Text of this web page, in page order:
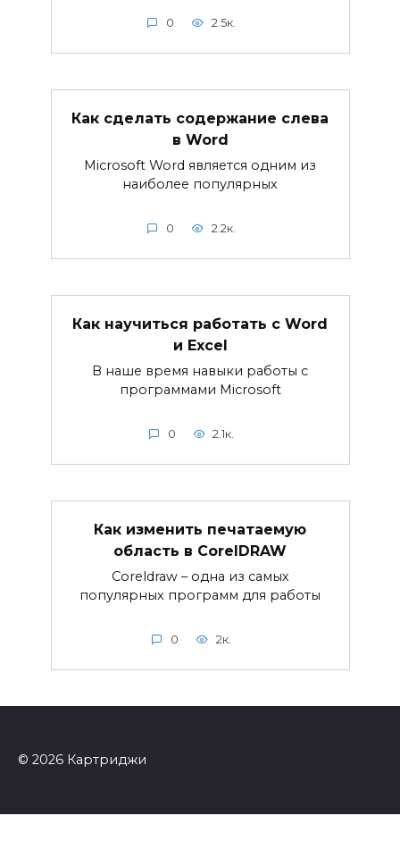
0 2.5к.
Как сделать содержание слева
в Word
Microsoft Word является одним из
наиболее популярных
0 2.2к.
Как научиться работать с Word
и Excel
В наше время навыки работы с
программами Microsoft
0 2.1к.
Как изменить печатаемую
область в CorelDRAW
Coreldraw – одна из самых
популярных программ для работы
0 2к.
© 2026 Картриджи